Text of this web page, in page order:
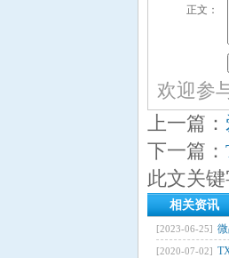
正文：
欢迎参
上一篇：
下一篇：
此文关
相关资讯
[2023-06-25]
[2020-07-02]